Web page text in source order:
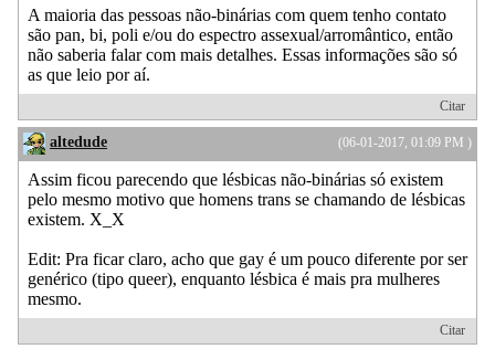
A maioria das pessoas não-binárias com quem tenho contato
são pan, bi, poli e/ou do espectro assexual/arromântico, então
não saberia falar com mais detalhes. Essas informações são só
as que leio por aí.
Citar
(06-01-2017, 01:09 PM )
altedude
Assim ficou parecendo que lésbicas não-binárias só existem
pelo mesmo motivo que homens trans se chamando de lésbicas
existem. X_X
Edit: Pra ficar claro, acho que gay é um pouco diferente por ser
genérico (tipo queer), enquanto lésbica é mais pra mulheres
mesmo.
Citar